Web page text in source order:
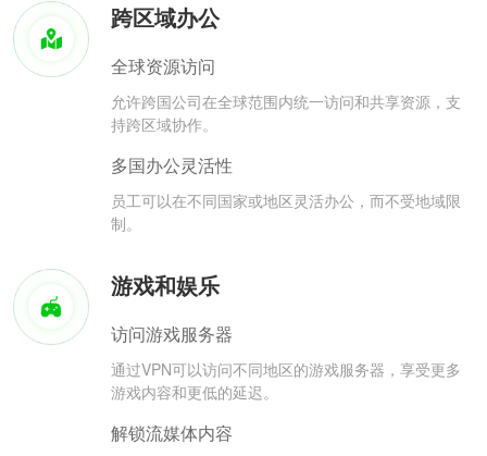
跨区域办公
全球资源访问
允许跨国公司在全球范围内统一访问和共享资源，支
持跨区域协作。
多国办公灵活性
员工可以在不同国家或地区灵活办公，而不受地域限
制。
游戏和娱乐
访问游戏服务器
通过VPN可以访问不同地区的游戏服务器，享受更多
游戏内容和更低的延迟。
解锁流媒体内容